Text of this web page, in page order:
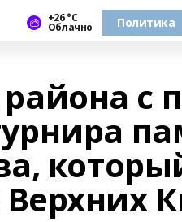
+26 °С
Облачно Политика
с